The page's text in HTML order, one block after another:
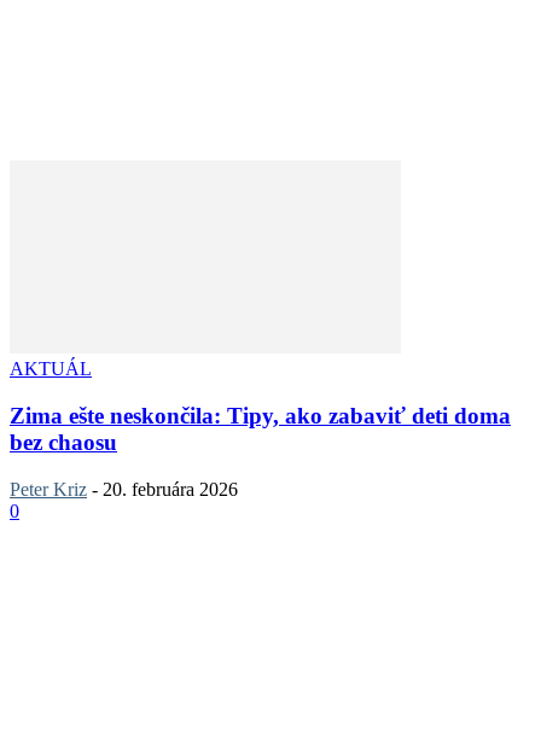
AKTUÁL
Zima ešte neskončila: Tipy, ako zabaviť deti doma
bez chaosu
Peter Kriz - 20. februára 2026
0